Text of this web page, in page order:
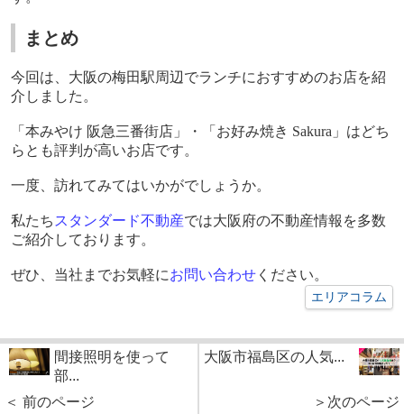
まとめ
今回は、大阪の梅田駅周辺でランチにおすすめのお店を紹
介しました。
「本みやけ 阪急三番街店」・「お好み焼き Sakura 」はどち
らとも評判が高いお店です。
一度、訪れてみてはいかがでしょうか。
私たち スタンダード不動産では大阪府の不動産情報を多数
ご紹介しております。
ぜひ、当社までお気軽にお問い合わせください。
エリアコラム
間接照明を使って
部...
＜ 前のページ
大阪市福島区の人気...
＞次のページ